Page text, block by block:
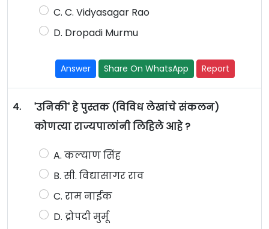
C. C. Vidyasagar Rao
D. Dropadi Murmu
Answer Share On WhatsApp Report
4.
'उनिकी' हे पुस्तक (विविध लेखांचे संकलन)
कोणत्या राज्यपालांनी लिहिले आहे ?
A. कल्याण सिंह
B. सी. विद्यासागर राव
C. राम नाईक
D. द्रोपदी मुर्मू